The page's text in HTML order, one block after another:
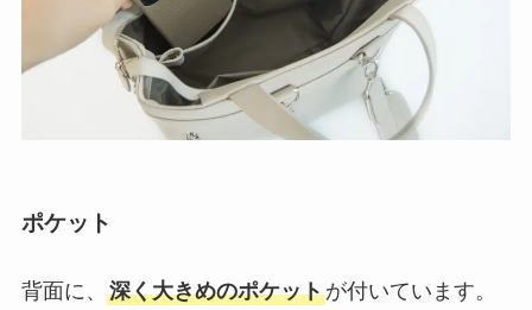
ポケット
背面に、 深く大きめのポケットが付いています。